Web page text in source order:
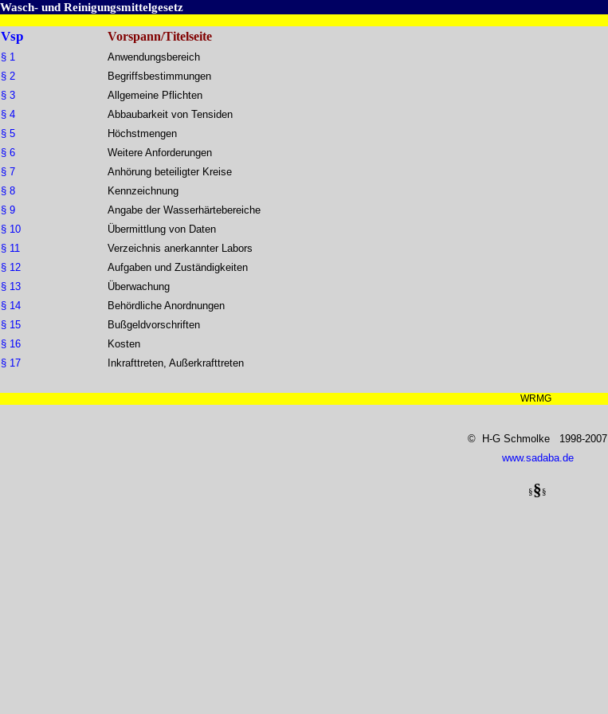
Wasch- und Reinigungsmittelgesetz
Vsp Vorspann/Titelseite
§ 1
§ 2
§ 3
§ 4
§ 5
§ 6
§ 7
§ 8
§ 9
§ 10
§ 11
§ 12
§ 13
§ 14
§ 15
§ 16
§ 17
Anwendungsbereich
Begriffsbestimmungen
Allgemeine Pflichten
Abbaubarkeit von Tensiden
Höchstmengen
Weitere Anforderungen
Anhörung beteiligter Kreise
Kennzeichnung
Angabe der Wasserhärtebereiche
Übermittlung von Daten
Verzeichnis anerkannter Labors
Aufgaben und Zuständigkeiten
Überwachung
Behördliche Anordnungen
Bußgeldvorschriften
Kosten
Inkrafttreten, Außerkrafttreten
WRMG
© H-G Schmolke 1998-2007
www.sadaba.de
§§§